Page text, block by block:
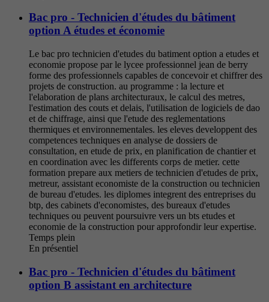
Bac pro - Technicien d'études du bâtiment
option A études et économie
Le bac pro technicien d'etudes du batiment option a etudes et
economie propose par le lycee professionnel jean de berry
forme des professionnels capables de concevoir et chiffrer des
projets de construction. au programme : la lecture et
l'elaboration de plans architecturaux, le calcul des metres,
l'estimation des couts et delais, l'utilisation de logiciels de dao
et de chiffrage, ainsi que l'etude des reglementations
thermiques et environnementales. les eleves developpent des
competences techniques en analyse de dossiers de
consultation, en etude de prix, en planification de chantier et
en coordination avec les differents corps de metier. cette
formation prepare aux metiers de technicien d'etudes de prix,
metreur, assistant economiste de la construction ou technicien
de bureau d'etudes. les diplomes integrent des entreprises du
btp, des cabinets d'economistes, des bureaux d'etudes
techniques ou peuvent poursuivre vers un bts etudes et
economie de la construction pour approfondir leur expertise.
Temps plein
En présentiel
Bac pro - Technicien d'études du bâtiment
option B assistant en architecture